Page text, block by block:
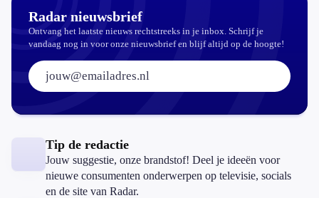
Radar nieuwsbrief
Ontvang het laatste nieuws rechtstreeks in je inbox. Schrijf je
vandaag nog in voor onze nieuwsbrief en blijf altijd op de hoogte!
E-mailadres:
Tip de redactie
Jouw suggestie, onze brandstof! Deel je ideeën voor
nieuwe consumenten onderwerpen op televisie, socials
en de site van Radar.